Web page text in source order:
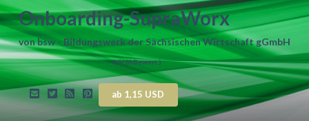
Onboarding-SupraWorx
vonbsw - Bildungswerk der Sächsischen Wirtschaft gGmbH
0,0/ (0Bewert.)
ab 1,15 USD